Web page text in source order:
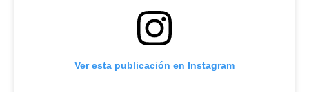
Ver esta publicación en Instagram